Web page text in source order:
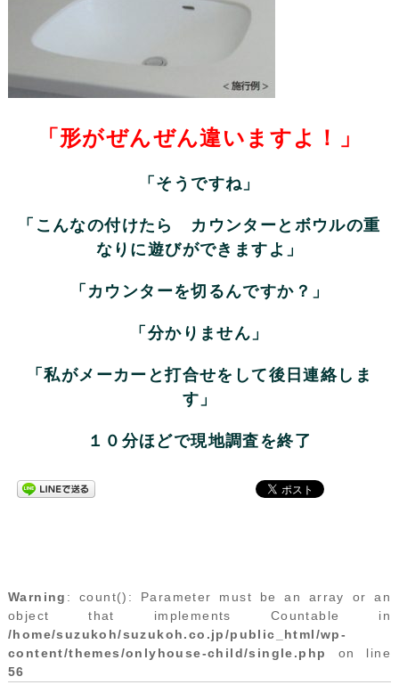
「形がぜんぜん違いますよ！」
「そうですね」
「こんなの付けたら カウンターとボウルの重
なりに遊びができますよ」
「カウンターを切るんですか？」
「分かりません」
「私がメーカーと打合せをして後日連絡しま
す」
１０分ほどで現地調査を終了
Warning : count(): Parameter must be an array or an
object that implements Countable in
/home/suzukoh/suzukoh.co.jp/public_html/wp-
content/themes/onlyhouse-child/single.php
on line
56